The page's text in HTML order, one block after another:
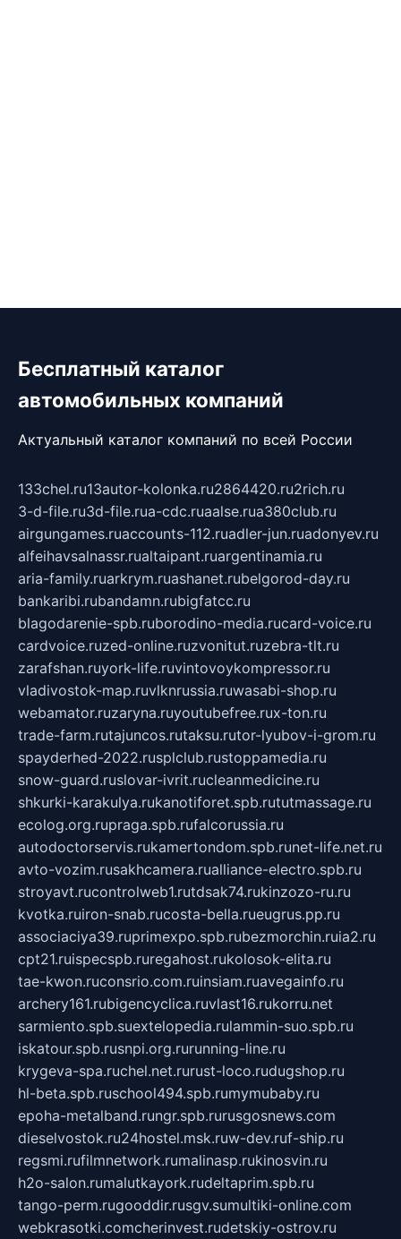
Бесплатный каталог
автомобильных компаний
Актуальный каталог компаний по всей России
133chel.ru13autor-kolonka.ru2864420.ru2rich.ru
3-d-file.ru3d-file.rua-cdc.ruaalse.rua380club.ru
airgungames.ruaccounts-112.ruadler-jun.ruadonyev.ru
alfeihavsalnassr.rualtaipant.ruargentinamia.ru
aria-family.ruarkrym.ruashanet.rubelgorod-day.ru
bankaribi.rubandamn.rubigfatcc.ru
blagodarenie-spb.ruborodino-media.rucard-voice.ru
cardvoice.ruzed-online.ruzvonitut.ruzebra-tlt.ru
zarafshan.ruyork-life.ruvintovoykompressor.ru
vladivostok-map.ruvlknrussia.ruwasabi-shop.ru
webamator.ruzaryna.ruyoutubefree.rux-ton.ru
trade-farm.rutajuncos.rutaksu.rutor-lyubov-i-grom.ru
spayderhed-2022.rusplclub.rustoppamedia.ru
snow-guard.ruslovar-ivrit.rucleanmedicine.ru
shkurki-karakulya.rukanotiforet.spb.rututmassage.ru
ecolog.org.rupraga.spb.rufalcorussia.ru
autodoctorservis.rukamertondom.spb.runet-life.net.ru
avto-vozim.rusakhcamera.rualliance-electro.spb.ru
stroyavt.rucontrolweb1.rutdsak74.rukinzozo-ru.ru
kvotka.ruiron-snab.rucosta-bella.rueugrus.pp.ru
associaciya39.ruprimexpo.spb.rubezmorchin.ruia2.ru
cpt21.ruispecspb.ruregahost.rukolosok-elita.ru
tae-kwon.ruconsrio.com.ruinsiam.ruavegainfo.ru
archery161.rubigencyclica.ruvlast16.rukorru.net
sarmiento.spb.suextelopedia.rulammin-suo.spb.ru
iskatour.spb.rusnpi.org.rurunning-line.ru
krygeva-spa.ruchel.net.rurust-loco.rudugshop.ru
hl-beta.spb.ruschool494.spb.rumymubaby.ru
epoha-metalband.rungr.spb.rurusgosnews.com
dieselvostok.ru24hostel.msk.ruw-dev.ruf-ship.ru
regsmi.rufilmnetwork.rumalinasp.rukinosvin.ru
h2o-salon.rumalutkayork.rudeltaprim.spb.ru
tango-perm.rugooddir.rusgv.sumultiki-online.com
webkrasotki.comcherinvest.rudetskiy-ostrov.ru